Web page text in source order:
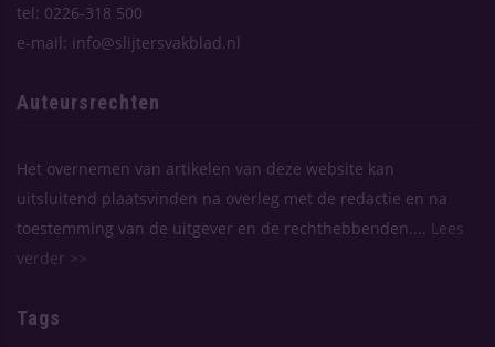
tel: 0226-318 500
e-mail: info@slijtersvakblad.nl
Auteursrechten
Het overnemen van artikelen van deze website kan
uitsluitend plaatsvinden na overleg met de redactie en na
toestemming van de uitgever en de rechthebbenden....
Lees
verder >>
Tags